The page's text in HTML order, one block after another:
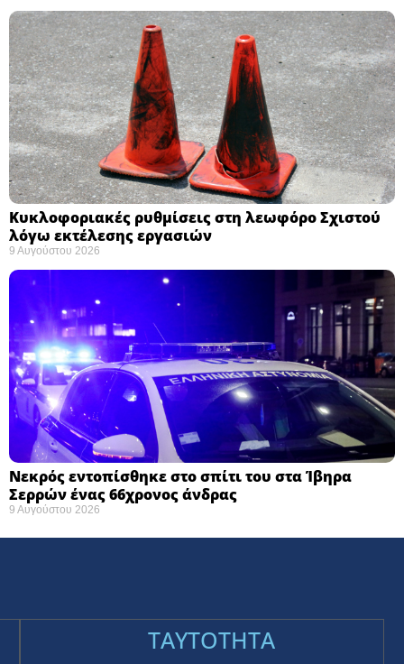
Κυκλοφοριακές ρυθμίσεις στη λεωφόρο Σχιστού
λόγω εκτέλεσης εργασιών
9 Αυγούστου 2026
Νεκρός εντοπίσθηκε στο σπίτι του στα Ίβηρα
Σερρών ένας 66χρονος άνδρας
9 Αυγούστου 2026
TAYTOTHTA